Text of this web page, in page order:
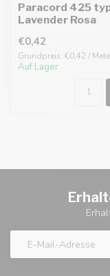
Paracord 425
Lavender Rosa
€0,42
Grundpreis: €0,42 /
Auf Lager